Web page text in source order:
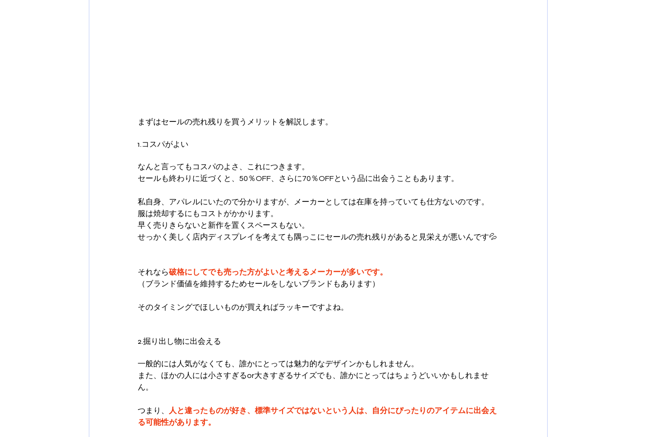
まずはセールの売れ残りを買うメリットを解説します。
1.コスパがよい
なんと言ってもコスパのよさ、これにつきます。
セールも終わりに近づくと、50％OFF、さらに70％OFFという品に出会うこともあります。
私自身、アパレルにいたので分かりますが、メーカーとしては在庫を持っていても仕方ないのです。
服は焼却するにもコストがかかります。
早く売りきらないと新作を置くスペースもない。
せっかく美しく店内ディスプレイを考えても隅っこにセールの売れ残りがあると見栄えが悪いんです💦
それなら破格にしてでも売った方がよいと考えるメーカーが多いです。
（ブランド価値を維持するためセールをしないブランドもあります）
そのタイミングでほしいものが買えればラッキーですよね。
2.掘り出し物に出会える
一般的には人気がなくても、誰かにとっては魅力的なデザインかもしれません。
また、ほかの人には小さすぎるor大きすぎるサイズでも、誰かにとってはちょうどいいかもしれませ
ん。
つまり、
人と違ったものが好き、標準サイズではないという人は、自分にぴったりのアイテムに出会え
る可能性があります。